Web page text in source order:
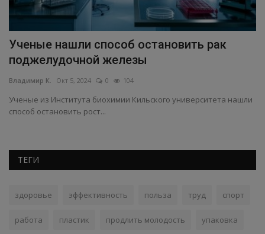
Ученые нашли способ остановить рак
поджелудочной железы
Владимир К. Окт 5, 2024 0 104
Ученые из Института биохимии Кильского университета нашли
способ остановить рост...
ТЕГИ
здоровье эффективность польза труд спорт
работа пластик продлить молодость упаковка